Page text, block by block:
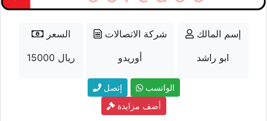
السعر
15000 ريال
شركة الاتصالات
أوريدو
إسم المالك
ابو راشد
إتصل
الواتسب
أضف مزايدة